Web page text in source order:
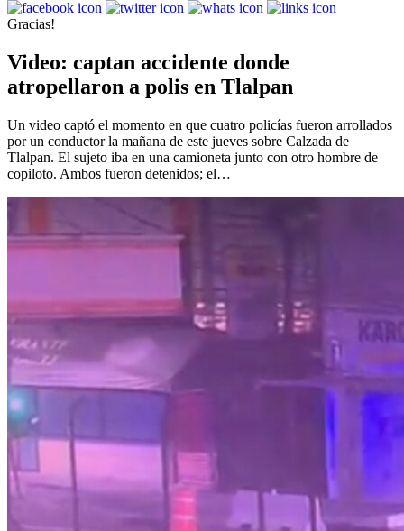
Gracias!
Video: captan accidente donde
atropellaron a polis en Tlalpan
Un video captó el momento en que cuatro policías fueron arrollados
por un conductor la mañana de este jueves sobre Calzada de
Tlalpan. El sujeto iba en una camioneta junto con otro hombre de
copiloto. Ambos fueron detenidos; el…